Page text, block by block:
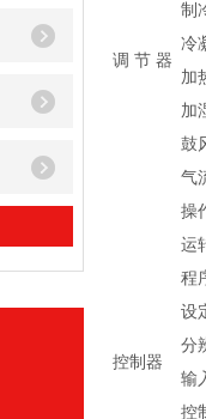
调 节 器
制
冷
加
加
鼓
气
控制器
操
运
程
设
分
输
控